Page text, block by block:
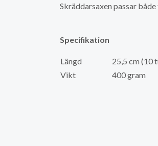
Skräddarsaxen passar
Specifikation
Längd
25,5 cm (10
Vikt
400 gram